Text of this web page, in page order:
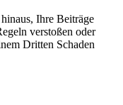
Ihre Beiträge
verstoßen oder
Dritten Schaden